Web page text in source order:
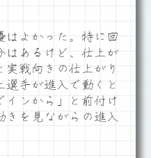
よかった。特に回
はあるけど、仕上が
実戦向きの仕上がり
選手が進入で動くと
インから」と前付け
を見ながらの進入